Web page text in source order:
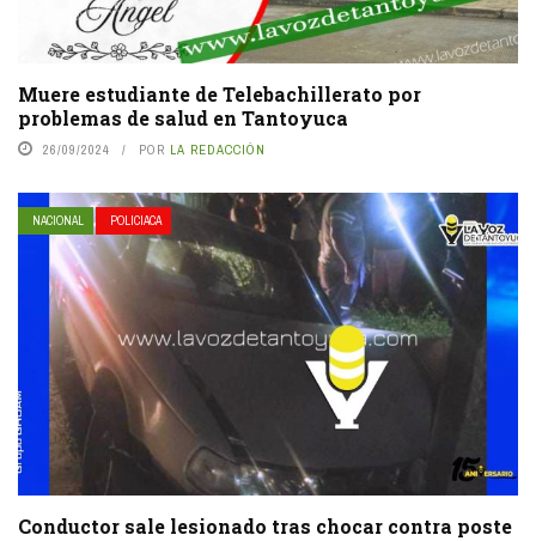
Muere estudiante de Telebachillerato por
problemas de salud en Tantoyuca
26/09/2024 POR LA REDACCIÓN
NACIONAL POLICIACA
Conductor sale lesionado tras chocar contra poste